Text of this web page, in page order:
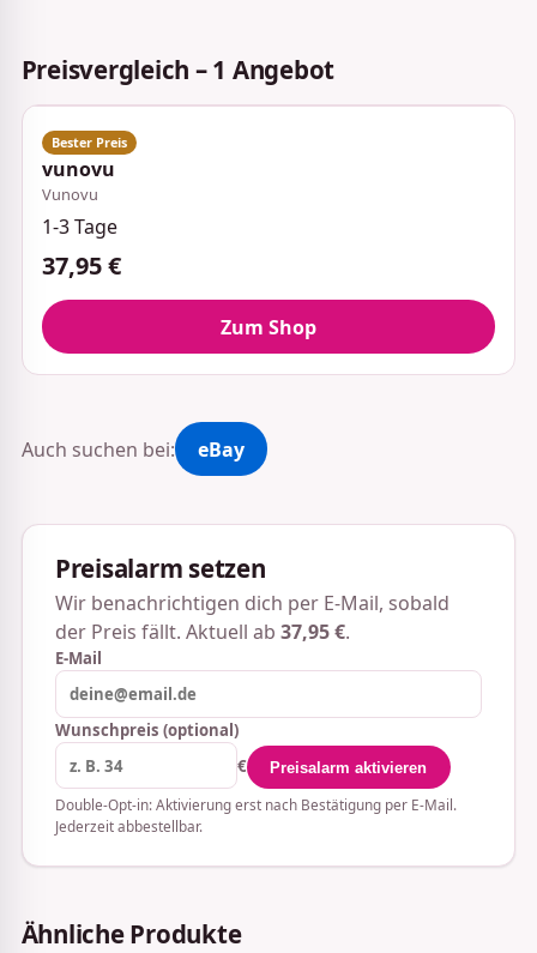
Preisvergleich – 1 Angebot
vunovu
Vunovu
1-3 Tage
37,95 €
Zum Shop
Auch suchen bei: eBay
Preisalarm setzen
Wir benachrichtigen dich per E-Mail, sobald
der Preis fällt. Aktuell ab 37,95 €.
E-Mail
Wunschpreis (optional)
€
Preisalarm aktivieren
Double-Opt-in: Aktivierung erst nach Bestätigung per E-Mail.
Jederzeit abbestellbar.
Ähnliche Produkte